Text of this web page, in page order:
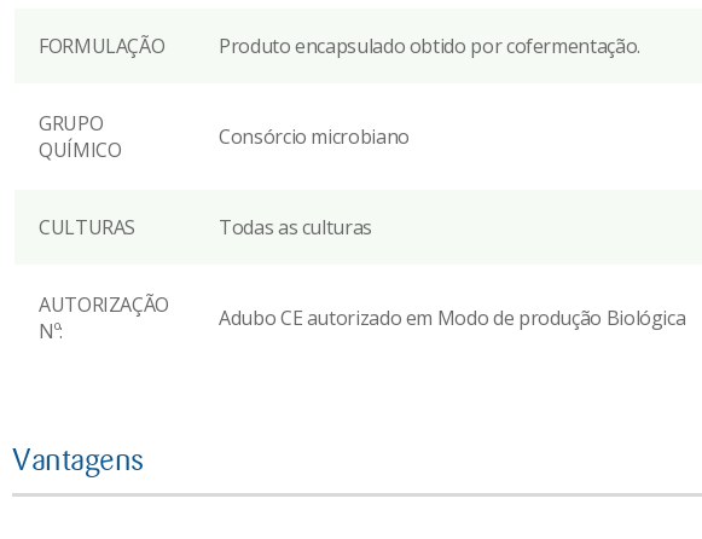
FORMULAÇÃO Produto encapsulado obtido por cofermentação.
GRUPO
QUÍMICO
Consórcio microbiano
CULTURAS Todas as culturas
AUTORIZAÇÃO
Nº:
Adubo CE autorizado em Modo de produção Biológica
Vantagens